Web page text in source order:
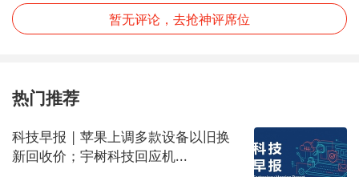
暂无评论，去抢神评席位
热门推荐
科技早报 | 苹果上调多款设备以旧换
新回收价；宇树科技回应机...